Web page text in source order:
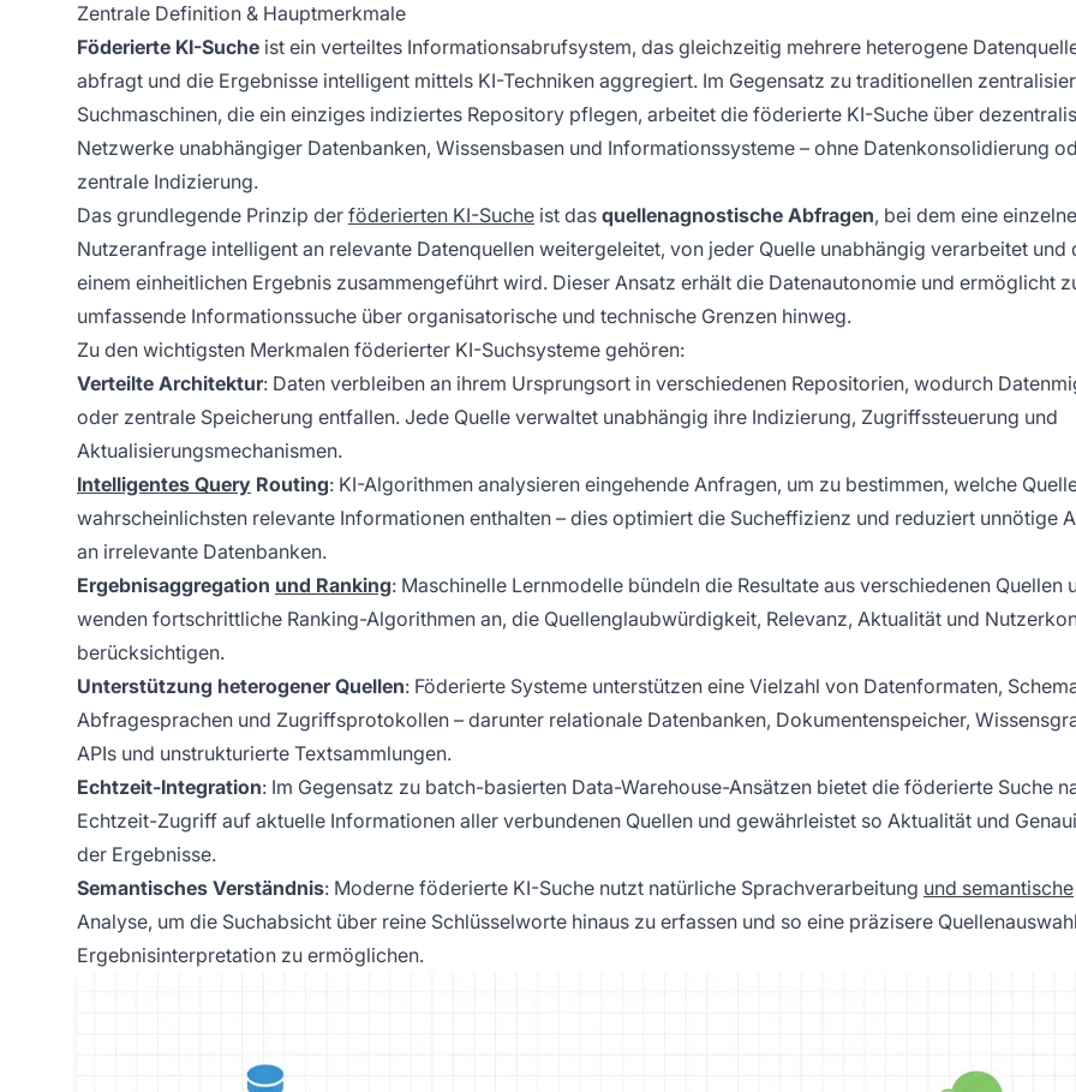
Zentrale Definition & Hauptmerkmale
Föderierte KI-Suche ist ein verteiltes Informationsabrufsystem, das gleichzeitig mehrere heterogene
abfragt und die Ergebnisse intelligent mittels KI-Techniken aggregiert. Im Gegensatz zu traditionellen
Suchmaschinen, die ein einziges indiziertes Repository pflegen, arbeitet die föderierte KI-Suche über
Netzwerke unabhängiger Datenbanken, Wissensbasen und Informationssysteme – ohne Datenkonsolidierung
zentrale Indizierung.
Das grundlegende Prinzip der föderierten KI-Suche ist das quellenagnostische Abfragen, bei dem eine einzelne
Nutzeranfrage intelligent an relevante Datenquellen weitergeleitet, von jeder Quelle unabhängig verarbeitet und
einem einheitlichen Ergebnis zusammengeführt wird. Dieser Ansatz erhält die Datenautonomie und ermöglicht
umfassende Informationssuche über organisatorische und technische Grenzen hinweg.
Zu den wichtigsten Merkmalen föderierter KI-Suchsysteme gehören:
Verteilte Architektur: Daten verbleiben an ihrem Ursprungsort in verschiedenen Repositorien, wodurch
oder zentrale Speicherung entfallen. Jede Quelle verwaltet unabhängig ihre Indizierung, Zugriffssteuerung und
Aktualisierungsmechanismen.
Intelligentes Query Routing: KI-Algorithmen analysieren eingehende Anfragen, um zu bestimmen, welche
wahrscheinlichsten relevante Informationen enthalten – dies optimiert die Sucheffizienz und reduziert unnötige
an irrelevante Datenbanken.
Ergebnisaggregation und Ranking: Maschinelle Lernmodelle bündeln die Resultate aus verschiedenen Quellen
wenden fortschrittliche Ranking-Algorithmen an, die Quellenglaubwürdigkeit, Relevanz, Aktualität und
berücksichtigen.
Unterstützung heterogener Quellen: Föderierte Systeme unterstützen eine Vielzahl von Datenformaten,
Abfragesprachen und Zugriffsprotokollen – darunter relationale Datenbanken, Dokumentenspeicher,
APIs und unstrukturierte Textsammlungen.
Echtzeit-Integration: Im Gegensatz zu batch-basierten Data-Warehouse-Ansätzen bietet die föderierte Suche
Echtzeit-Zugriff auf aktuelle Informationen aller verbundenen Quellen und gewährleistet so Aktualität und
der Ergebnisse.
Semantisches Verständnis: Moderne föderierte KI-Suche nutzt natürliche Sprachverarbeitung und semantische
Analyse, um die Suchabsicht über reine Schlüsselworte hinaus zu erfassen und so eine präzisere
Ergebnisinterpretation zu ermöglichen.